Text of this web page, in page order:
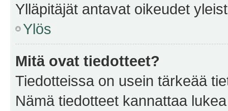
Ylläpitäjät antavat oikeudet
Ylös
Mitä ovat tiedotteet?
Tiedotteissa on usein tärkeää
Nämä tiedotteet kannattaa